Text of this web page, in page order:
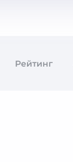
Рейтинг